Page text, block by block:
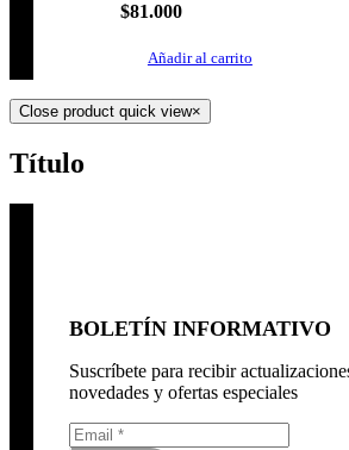
$81.000
Añadir al carrito
Close product quick view×
Título
BOLETÍN INFORMATIVO
Suscríbete para recibir
novedades y ofertas especiales